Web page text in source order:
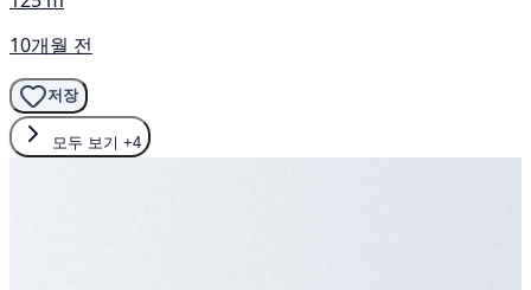
10개월 전
저장
모두 보기 +4